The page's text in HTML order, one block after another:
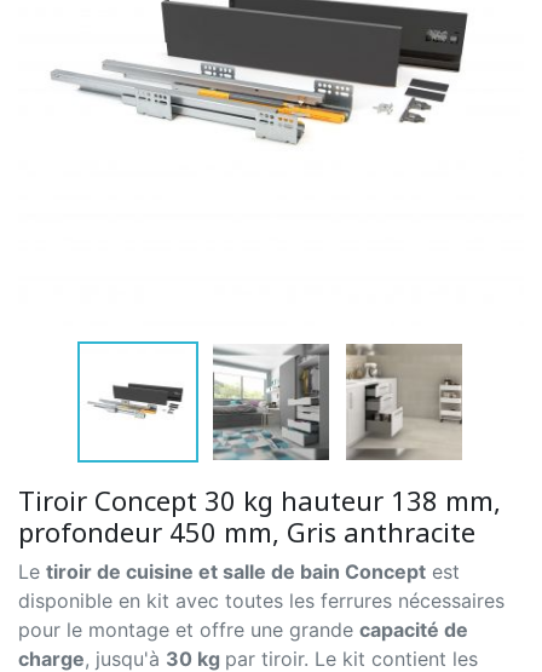
Tiroir Concept 30 kg hauteur 138 mm,
profondeur 450 mm, Gris anthracite
Le tiroir de cuisine et salle de bain Concept est
disponible en kit avec toutes les ferrures nécessaires
pour le montage et offre une grande capacité de
charge, jusqu'à 30 kg par tiroir. Le kit contient les